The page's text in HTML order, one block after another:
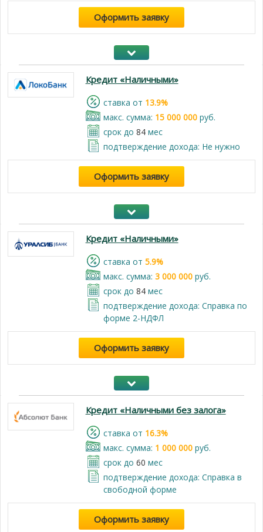
Оформить заявку
Кредит «Наличными»
cтавка от 13.9%
макс. сумма: 15 000 000руб.
срок до 84мес
подтверждение дохода: Не нужно
Оформить заявку
Кредит «Наличными»
cтавка от 5.9%
макс. сумма: 3 000 000руб.
срок до 84мес
подтверждение дохода: Справка по
форме 2-НДФЛ
Оформить заявку
Кредит «Наличными без залога»
cтавка от 16.3%
макс. сумма: 1 000 000руб.
срок до 60 мес
подтверждение дохода: Cправка в
свободной форме
Оформить заявку